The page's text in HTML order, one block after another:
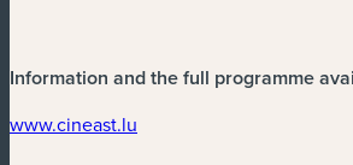
Information and the full programme
www.cineast.lu